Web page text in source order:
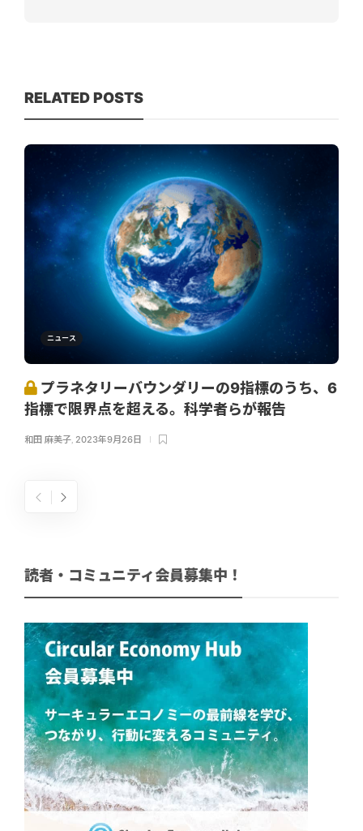
RELATED POSTS
ニュース
プラネタリーバウンダリーの9指標のうち、6
指標で限界点を超える。科学者らが報告
和田 麻美子, 2023年9月26日
読者・コミュニティ会員募集中！